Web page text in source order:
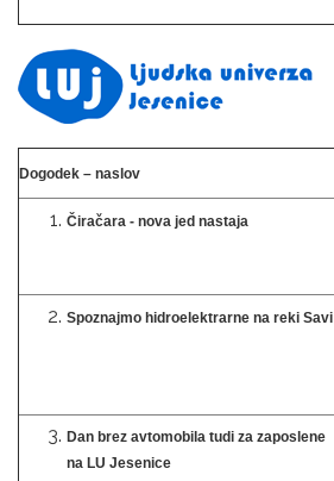
Dogodek – naslov
Čiračara - nova jed nastaja
Spoznajmo hidroelektrarne na reki Savi
Dan brez avtomobila tudi za zaposlene
na LU Jesenice